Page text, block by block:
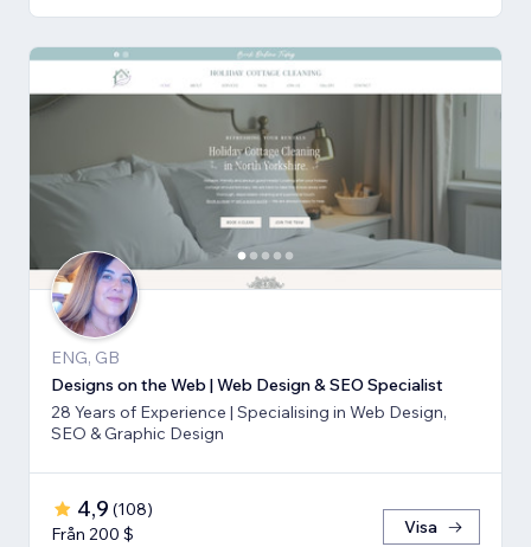
ENG, GB
Designs on the Web | Web Design & SEO Specialist
28 Years of Experience | Specialising in Web Design,
SEO & Graphic Design
4,9 (108)
Från 200 $
Visa